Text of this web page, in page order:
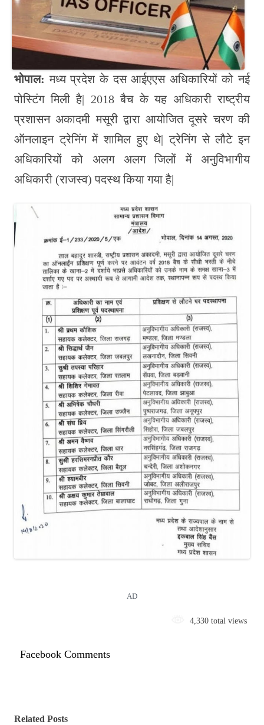
भोपाल:मध्य प्रदेश के दस आईएएस अधिकारियों को नई
पोस्टिंग मिली है| 2018 बैच के यह अधिकारी राष्ट्रीय
प्रशासन अकादमी मसूरी द्वारा आयोजित दूसरे चरण की
ऑनलाइन ट्रेनिंग में शामिल हुए थे| ट्रेनिंग से लौटे इन
अधिकारियों को अलग अलग जिलों में अनुविभागीय
अधिकारी (राजस्व) पदस्थ किया गया है|
AD
4,330 total views
Facebook Comments
Related Posts